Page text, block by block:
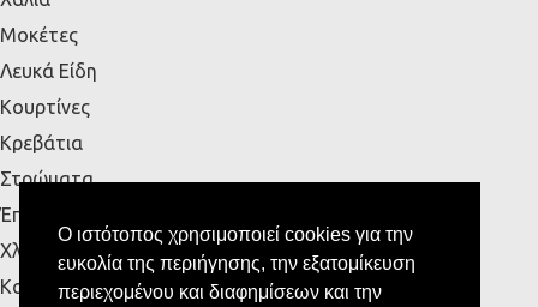
Ο ιστότοπος χρησιμοποιεί cookies για την
ευκολία της περιήγησης, την εξατομίκευση
περιεχομένου και διαφημίσεων και την
Μοκέτες
Λευκά Είδη
Κουρτίνες
Κρεβάτια
Στρώματα
Έπιπλα Εξωτερικού Χώρου
Χλοοτάπητες
Κουζίνα